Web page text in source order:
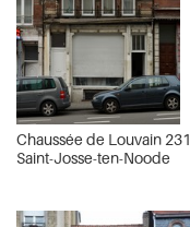
Chaussée de Louvain 231
Saint-Josse-ten-Noode